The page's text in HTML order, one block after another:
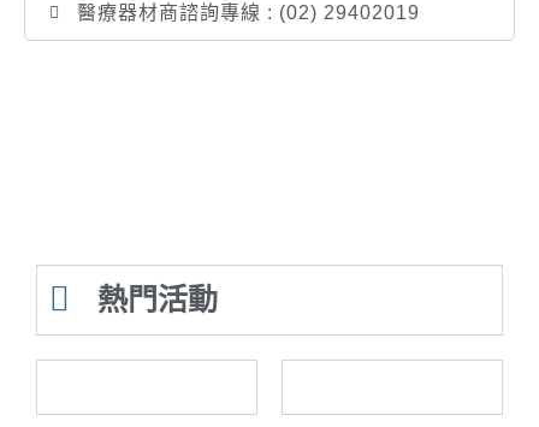
醫療器材商諮詢專線 : (02) 29402019
熱門活動